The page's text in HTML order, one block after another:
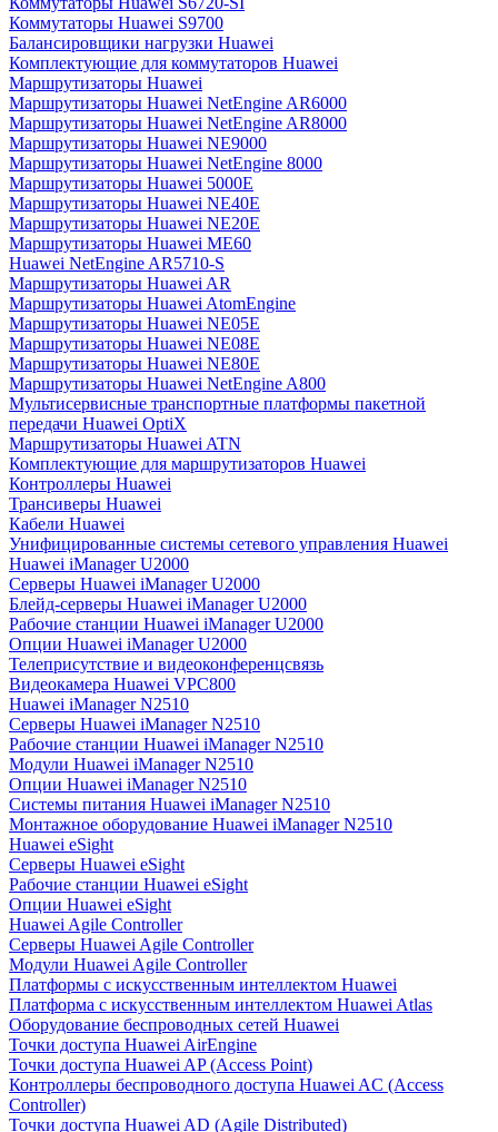
Коммутаторы Huawei S9700
Балансировщики нагрузки Huawei
Комплектующие для коммутаторов Huawei
Маршрутизаторы Huawei
Маршрутизаторы Huawei NetEngine AR6000
Маршрутизаторы Huawei NetEngine AR8000
Маршрутизаторы Huawei NE9000
Маршрутизаторы Huawei NetEngine 8000
Маршрутизаторы Huawei 5000E
Маршрутизаторы Huawei NE40E
Маршрутизаторы Huawei NE20E
Маршрутизаторы Huawei ME60
Huawei NetEngine AR5710-S
Маршрутизаторы Huawei AR
Маршрутизаторы Huawei AtomEngine
Маршрутизаторы Huawei NE05E
Маршрутизаторы Huawei NE08E
Маршрутизаторы Huawei NE80E
Маршрутизаторы Huawei NetEngine A800
Мультисервисные транспортные платформы пакетной
передачи Huawei OptiX
Маршрутизаторы Huawei ATN
Комплектующие для маршрутизаторов Huawei
Контроллеры Huawei
Трансиверы Huawei
Кабели Huawei
Унифицированные системы сетевого управления Huawei
Huawei iManager U2000
Серверы Huawei iManager U2000
Блейд-серверы Huawei iManager U2000
Рабочие станции Huawei iManager U2000
Опции Huawei iManager U2000
Телеприсутствие и видеоконференцсвязь
Видеокамера Huawei VPC800
Huawei iManager N2510
Серверы Huawei iManager N2510
Рабочие станции Huawei iManager N2510
Модули Huawei iManager N2510
Опции Huawei iManager N2510
Системы питания Huawei iManager N2510
Монтажное оборудование Huawei iManager N2510
Huawei eSight
Серверы Huawei eSight
Рабочие станции Huawei eSight
Опции Huawei eSight
Huawei Agile Controller
Серверы Huawei Agile Controller
Модули Huawei Agile Controller
Платформы с искусственным интеллектом Huawei
Платформа с искусственным интеллектом Huawei Atlas
Оборудование беспроводных сетей Huawei
Точки доступа Huawei AirEngine
Точки доступа Huawei AP (Access Point)
Контроллеры беспроводного доступа Huawei AC (Access
Controller)
Точки доступа Huawei AD (Agile Distributed)